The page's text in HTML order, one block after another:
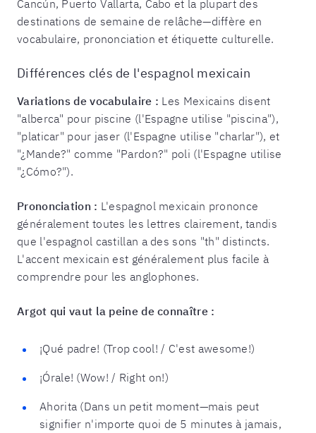
Cancún, Puerto Vallarta, Cabo et la plupart des
destinations de semaine de relâche—diffère en
vocabulaire, prononciation et étiquette culturelle.
Différences clés de l'espagnol mexicain
Variations de vocabulaire : Les Mexicains disent
"alberca" pour piscine (l'Espagne utilise "piscina"),
"platicar" pour jaser (l'Espagne utilise "charlar"), et
"¿Mande?" comme "Pardon?" poli (l'Espagne utilise
"¿Cómo?").
Prononciation : L'espagnol mexicain prononce
généralement toutes les lettres clairement, tandis
que l'espagnol castillan a des sons "th" distincts.
L'accent mexicain est généralement plus facile à
comprendre pour les anglophones.
Argot qui vaut la peine de connaître :
¡Qué padre! (Trop cool! / C'est awesome!)
¡Órale! (Wow! / Right on!)
Ahorita (Dans un petit moment—mais peut
signifier n'importe quoi de 5 minutes à jamais,